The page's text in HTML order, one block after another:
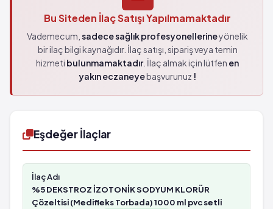
Bu Siteden İlaç Satışı Yapılmamaktadır
Vademecum, sadece sağlık profesyonellerineyönelik
bir ilaç bilgi kaynağıdır. İlaç satışı, sipariş veya temin
hizmeti bulunmamaktadır. İlaç almak için lütfen en
yakın eczaneyebaşvurunuz !
Eşdeğer İlaçlar
%5 DEKSTROZ İZOTONİK SODYUM KLORÜR
Çözeltisi (Medifleks Torbada) 1000 ml pvc setli